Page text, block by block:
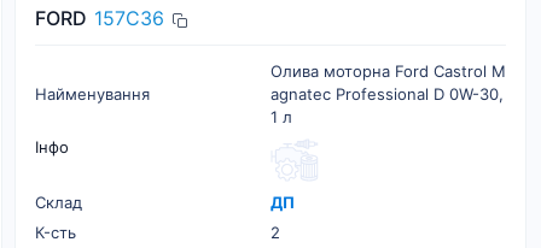
FORD 157C36
Найменування
Олива моторна Ford Castrol M
agnatec Professional D 0W-30,
1 л
Інфо
Склад
ДП
К-cть
2